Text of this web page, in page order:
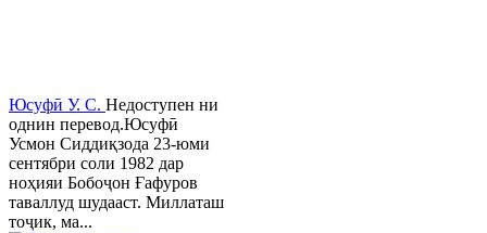
Юсуфӣ У. C. Недоступен ни
однин перевод.Юсуфӣ
Усмон Сиддиқзода 23-юми
сентябри соли 1982 дар
ноҳияи Бобоҷон Ғафуров
таваллуд шудааст. Миллаташ
тоҷик, ма...